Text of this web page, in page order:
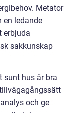
Metator
en ledande
erbjuda
sakkunskap
sunt hus är bra
och ge